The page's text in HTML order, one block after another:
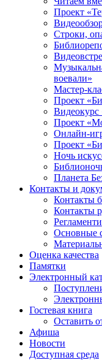
Проект
Строки,
воевали»
Мастер-
Проект
Видеокурс
Проект
Онлайн-
Проект
Ночь
Планета
Контакты и
Контакты
Контакты
Основные
Оценка качества
Памятки
Электронный
Гостевая книга
Оставить
Афиша
Новости
Доступная среда